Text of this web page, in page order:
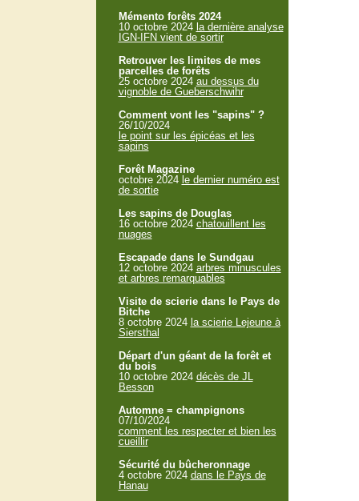
Mémento forêts 2024
10 octobre 2024 la dernière analyse
IGN-IFN vient de sortir
Retrouver les limites de mes
parcelles de forêts
25 octobre 2024 au dessus du
vignoble de Gueberschwihr
Comment vont les "sapins" ?
26/10/2024
le point sur les épicéas et les
sapins
Forêt Magazine
octobre 2024 le dernier numéro est
de sortie
Les sapins de Douglas
16 octobre 2024 chatouillent les
nuages
Escapade dans le Sundgau
12 octobre 2024 arbres minuscules
et arbres remarquables
Visite de scierie dans le Pays de
Bitche
8 octobre 2024 la scierie Lejeune à
Siersthal
Départ d'un géant de la forêt et
du bois
10 octobre 2024 décès de JL
Besson
Automne = champignons
07/10/2024
comment les respecter et bien les
cueillir
Sécurité du bûcheronnage
4 octobre 2024 dans le Pays de
Hanau